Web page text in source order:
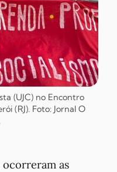
(UJC) no Encontro
(RJ). Foto: Jornal O
as